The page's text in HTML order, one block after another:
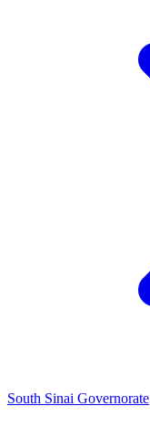
South Sinai Governorate